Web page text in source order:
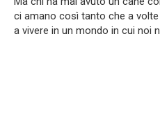
ci amano così tanto che a
a vivere in un mondo in cui noi